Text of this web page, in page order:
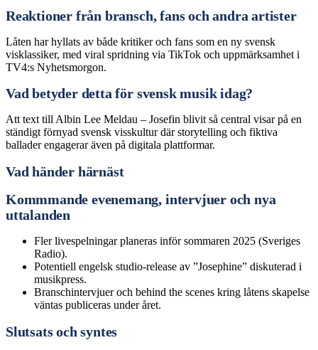
Reaktioner från bransch, fans och andra artister
Låten har hyllats av både kritiker och fans som en ny svensk
visklassiker, med viral spridning via TikTok och uppmärksamhet i
TV4:s Nyhetsmorgon.
Vad betyder detta för svensk musik idag?
Att text till Albin Lee Meldau – Josefin blivit så central visar på en
ständigt förnyad svensk visskultur där storytelling och fiktiva
ballader engagerar även på digitala plattformar.
Vad händer härnäst
Kommmande evenemang, intervjuer och nya
uttalanden
Fler livespelningar planeras inför sommaren 2025 (Sveriges
Radio).
Potentiell engelsk studio-release av ”Josephine” diskuterad i
musikpress.
Branschintervjuer och behind the scenes kring låtens skapelse
väntas publiceras under året.
Slutsats och syntes